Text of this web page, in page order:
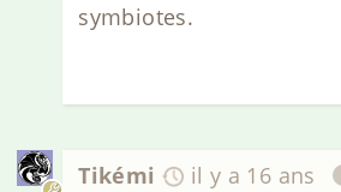
symbiotes.
Tikémi il y a 16 ans